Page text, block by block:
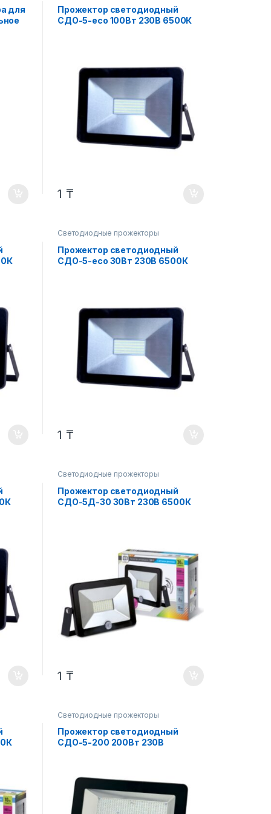
для
Прожектор светодиодный
СДО-5-eco 100Вт 230В 6500К
1 ₸
Светодиодные прожекторы
Прожектор светодиодный
СДО-5-eco 30Вт 230В 6500К
1 ₸
Светодиодные прожекторы
Прожектор светодиодный
СДО-5Д-30 30Вт 230В 6500К
1 ₸
Светодиодные прожекторы
Прожектор светодиодный
СДО-5-200 200Вт 230В